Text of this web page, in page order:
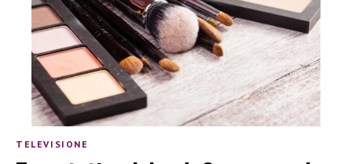
TELEVISIONE